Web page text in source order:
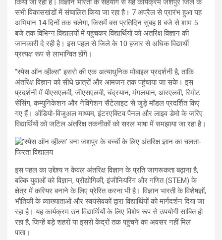
किया जा रहा है। विज्ञान भारती के सहयोग से यह कार्यक्रम जशपुर जिले के
सभी विकासखंडों में संचालित किया जा रहा है। 7 अप्रैल से प्रारंभ हुआ यह
अभियान 14 दिनों तक चलेगा, जिसमें बस प्रतिदिन सुबह 8 बजे से शाम 5
बजे तक विभिन्न विद्यालयों में पहुंचकर विद्यार्थियों को अंतरिक्ष विज्ञान की
जानकारी दे रही है। इस पहल से जिले के 10 हजार से अधिक विद्यार्थी
प्रत्यक्ष रूप से लाभान्वित होंगे।
“स्पेस ऑन व्हील्स” इसरो की एक अत्याधुनिक मोबाइल प्रदर्शनी है, ताकि
अंतरिक्ष विज्ञान को सीधे छात्रों और आमजन तक पहुंचाया जा सके। इस
प्रदर्शनी में पीएसएलवी, जीएसएलवी, चंद्रयान, मंगलयान, आरएलवी, रिमोट
सेंसिंग, कम्युनिकेशन और नेविगेशन सैटेलाइट से जुड़े मॉडल प्रदर्शित किए
गए हैं। ऑडियो-विजुअल माध्यम, इंटरएक्टिव पैनल और लाइव डेमो के जरिए
विद्यार्थियों को जटिल अंतरिक्ष तकनीकों को सरल भाषा में समझाया जा रहा है।
इस पहल का उद्देश्य न केवल अंतरिक्ष विज्ञान के प्रति जागरूकता बढ़ाना है,
बल्कि युवाओं को विज्ञान, प्रौद्योगिकी, इंजीनियरिंग और गणित (STEM) के
क्षेत्र में करियर बनाने के लिए प्रेरित करना भी है। विज्ञान भारती के विशेषज्ञों,
भौतिकी के व्याख्याताओं और स्वयंसेवकों द्वारा विद्यार्थियों को मार्गदर्शन दिया जा
रहा है। यह कार्यक्रम उन विद्यार्थियों के लिए विशेष रूप से उपयोगी साबित हो
रहा है, जिन्हें बड़े शहरों या इसरो केंद्रों तक पहुंचने का अवसर नहीं मिल
पाता।